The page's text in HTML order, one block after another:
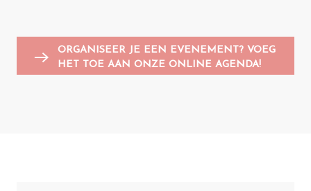
ORGANISEER JE EEN EVENEMENT? VOEG
HET TOE AAN ONZE ONLINE AGENDA!